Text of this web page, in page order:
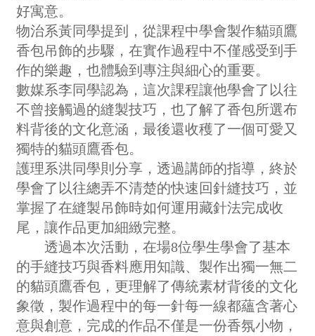
好寓意。
物治系黃同學提到，從課程中學會製作貓頭鷹
香包吊飾的步驟，在實作過程中不僅感受到手
作的樂趣，也體驗到專注與細心的重要。
數媒系李同學認為，這次課程讓他學會了以往
不曾接觸過的縫製技巧，也了解了香包所選布
料背後的文化意涵，最後還收穫了一個可愛又
獨特的貓頭鷹香包。
護理系洪同學則分享，透過講師的指導，終於
學會了以往總弄不清楚的快速回針縫技巧，並
掌握了在縫製吊飾時如何運用藏針法完成收
尾，讓作品更加細緻完整。
透過本次活動，在場8位學生學會了基本
的手縫技巧與香料應用知識、製作出獨一無二
的貓頭鷹香包，更理解了傳統素材背後的文化
象徵，製作過程中的每一針每一線都蘊含著心
意與創意，完成的作品不僅是一份香氛小物，